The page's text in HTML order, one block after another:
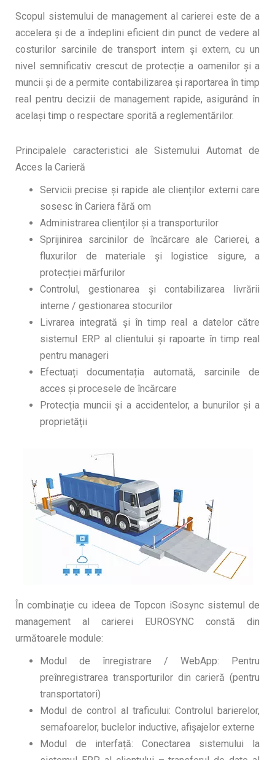
Scopul sistemului de management al carierei este de a
accelera și de a îndeplini eficient din punct de vedere al
costurilor sarcinile de transport intern și extern, cu un
nivel semnificativ crescut de protecție a oamenilor și a
muncii și de a permite contabilizarea și raportarea în timp
real pentru decizii de management rapide, asigurând în
același timp o respectare sporită a reglementărilor.
Principalele caracteristici ale Sistemului Automat de
Acces la Carieră
Servicii precise și rapide ale clienților externi care
sosesc în Cariera fără om
Administrarea clienților și a transporturilor
Sprijinirea sarcinilor de încărcare ale Carierei, a
fluxurilor de materiale și logistice sigure, a
protecției mărfurilor
Controlul, gestionarea și contabilizarea livrării
interne / gestionarea stocurilor
Livrarea integrată și în timp real a datelor către
sistemul ERP al clientului și rapoarte în timp real
pentru manageri
Efectuați documentația automată, sarcinile de
acces și procesele de încărcare
Protecția muncii și a accidentelor, a bunurilor și a
proprietății
În combinație cu ideea de Topcon iSosync sistemul de
management al carierei EUROSYNC constă din
următoarele module:
Modul de înregistrare / WebApp: Pentru
preînregistrarea transporturilor din carieră (pentru
transportatori)
Modul de control al traficului: Controlul barierelor,
semafoarelor, buclelor inductive, afișajelor externe
Modul de interfață: Conectarea sistemului la